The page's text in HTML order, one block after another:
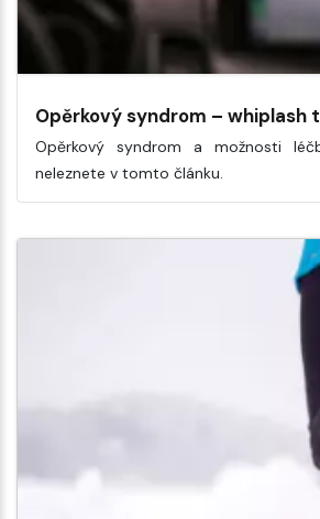
Opěrkový syndrom – whiplash
Opěrkový syndrom a možnosti
neleznete v tomto článku.